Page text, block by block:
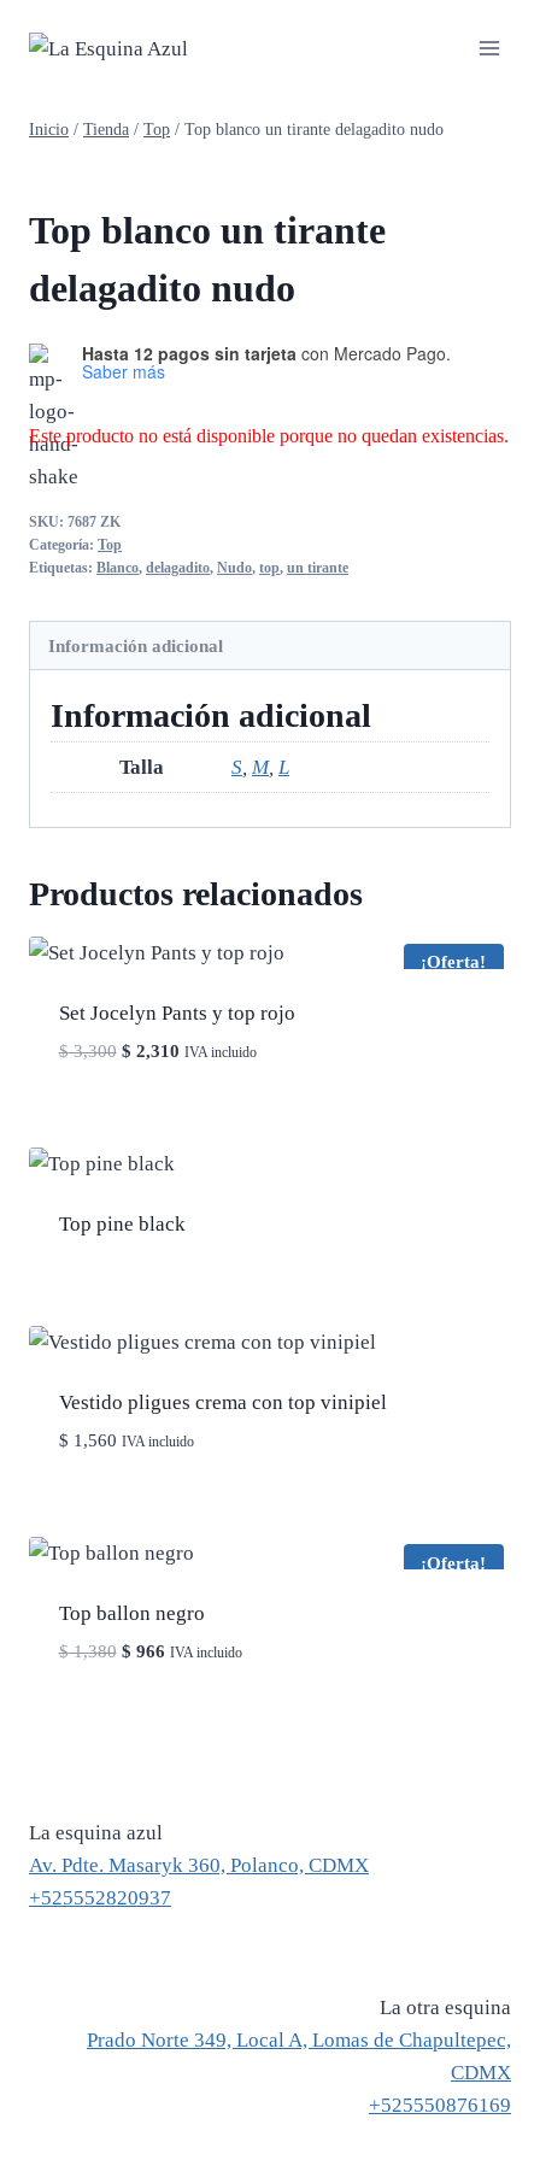
Inicio / Tienda / Top / Top blanco un tirante delagadito nudo
Top blanco un tirante
delagadito nudo
Hasta 12 pagos sin tarjeta con Mercado Pago.
Saber más
Este producto no está disponible porque no quedan existencias.
SKU: 7687 ZK
Categoría: Top
Etiquetas: Blanco, delagadito, Nudo, top, un tirante
Información adicional
Información adicional
Talla S, M, L
Productos relacionados
¡Oferta!
Set Jocelyn Pants y top rojo
$3,300 El
$ 3,300.
$ 2,310ElIVA incluido
Top pine black
Vestido pligues crema con top vinipiel
$ 1,560 IVA incluido
¡Oferta!
Top ballon negro
$1,380 El
$ 966ElIVA incluido
La esquina azul
Av. Pdte. Masaryk 360, Polanco, CDMX
+525552820937
La otra esquina
Prado Norte 349, Local A, Lomas de Chapultepec,
CDMX
+525550876169